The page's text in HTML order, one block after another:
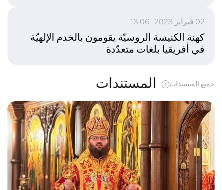
02 فبراير 2023 13:06
كهنة الكنيسة الروسيّة يقومون بالخدم الإلهيّة
في أفريقيا بلغات متعدّدة
المستندات جميع المستندات